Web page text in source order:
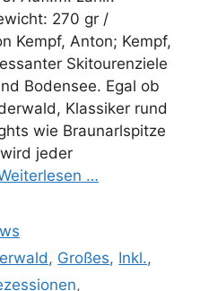
270 gr /
Kempf, Anton; Kempf,
Skitourenziele
Bodensee. Egal ob
Klassiker rund
wie Braunarlspitze
jeder
…
, Großes, Inkl.,
,